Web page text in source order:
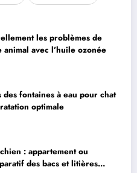
les problèmes de
animal avec l’huile ozonée
des fontaines à eau pour chat
optimale
: appartement ou
des bacs et litières